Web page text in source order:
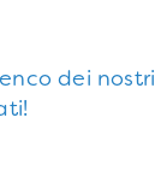
dei